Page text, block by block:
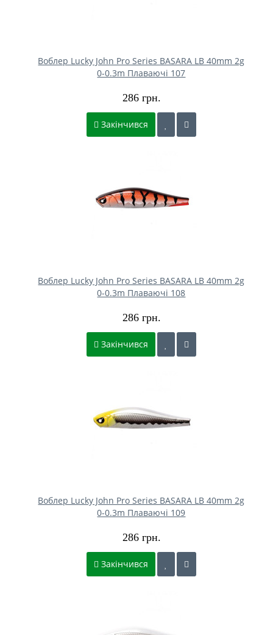
Воблер Lucky John Pro Series BASARA LB 40mm 2g
0-0.3m Плаваючі 107
286 грн.
Закінчився
Воблер Lucky John Pro Series BASARA LB 40mm 2g
0-0.3m Плаваючі 108
286 грн.
Закінчився
Воблер Lucky John Pro Series BASARA LB 40mm 2g
0-0.3m Плаваючі 109
286 грн.
Закінчився